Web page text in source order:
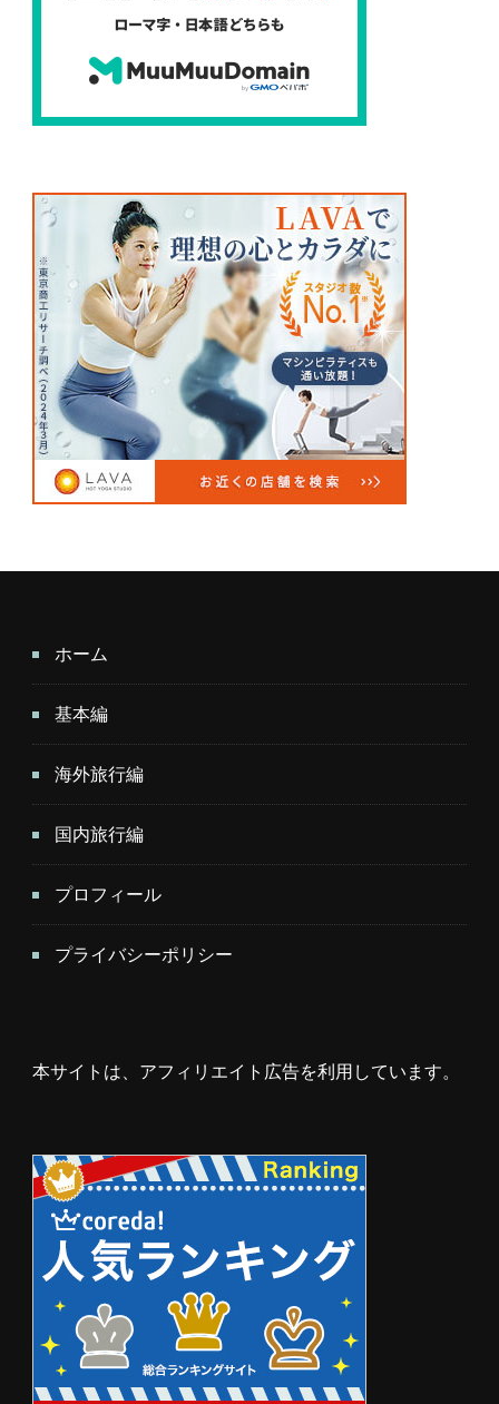
ホーム
基本編
海外旅行編
国内旅行編
プロフィール
プライバシーポリシー
本サイトは、アフィリエイト広告を利用しています。